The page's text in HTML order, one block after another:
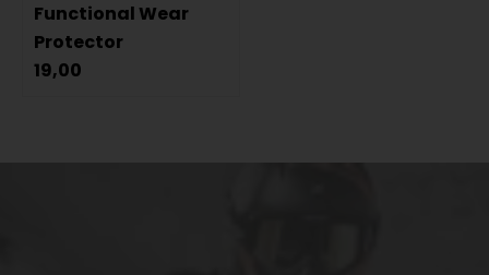
Functional Wear
Protector
19,00